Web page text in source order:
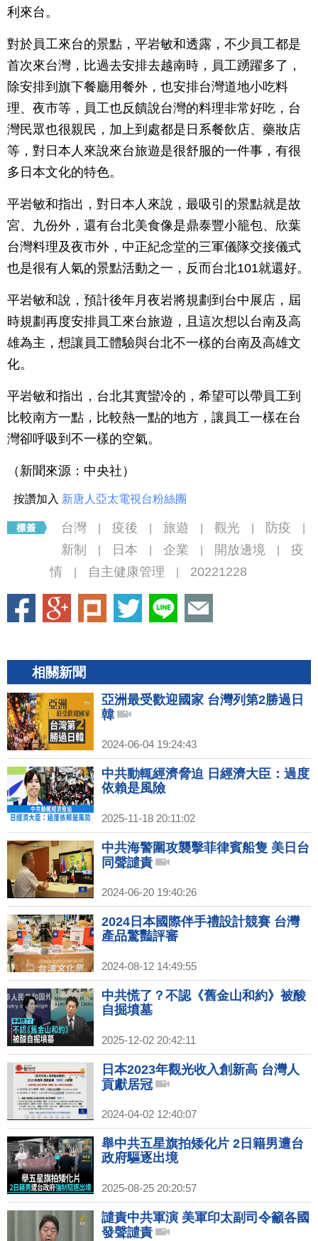
利來台。
對於員工來台的景點，平岩敏和透露，不少員工都是
首次來台灣，比過去安排去越南時，員工踴躍多了，
除安排到旗下餐廳用餐外，也安排台灣道地小吃料
理、夜市等，員工也反饋說台灣的料理非常好吃，台
灣民眾也很親民，加上到處都是日系餐飲店、藥妝店
等，對日本人來說來台旅遊是很舒服的一件事，有很
多日本文化的特色。
平岩敏和指出，對日本人來說，最吸引的景點就是故
宮、九份外，還有台北美食像是鼎泰豐小籠包、欣葉
台灣料理及夜市外，中正紀念堂的三軍儀隊交接儀式
也是很有人氣的景點活動之一，反而台北101就還好。
平岩敏和說，預計後年月夜岩將規劃到台中展店，屆
時規劃再度安排員工來台旅遊，且這次想以台南及高
雄為主，想讓員工體驗與台北不一樣的台南及高雄文
化。
平岩敏和指出，台北其實蠻冷的，希望可以帶員工到
比較南方一點，比較熱一點的地方，讓員工一樣在台
灣卻呼吸到不一樣的空氣。
（新聞來源：中央社）
按讚加入 新唐人亞太電視台粉絲團
台灣 疫後 旅遊 觀光 防疫
新制 日本 企業 開放邊境
疫
情
自主健康管理 20221228
相關新聞
亞洲最受歡迎國家 台灣列第2勝過日
韓
2024-06-04 19:24:43
中共動輒經濟脅迫 日經濟大臣：過度
依賴是風險
2025-11-18 20:11:02
中共海警圍攻襲擊菲律賓船隻 美日台
同聲譴責
2024-06-20 19:40:26
2024日本國際伴手禮設計競賽 台灣
產品驚豔評審
2024-08-12 14:49:55
中共慌了？不認《舊金山和約》被酸
自掘墳墓
2025-12-02 20:42:11
日本2023年觀光收入創新高 台灣人
貢獻居冠
2024-04-02 12:40:07
舉中共五星旗拍矮化片 2日籍男遭台
政府驅逐出境
2025-08-25 20:20:57
譴責中共軍演 美軍印太副司令籲各國
發聲譴責